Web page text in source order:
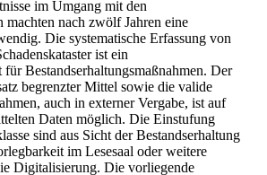
im Umgang mit den
machten nach zwölf Jahren eine
Die systematische Erfassung von
ist ein
für Bestandserhaltungsmaßnahmen. Der
begrenzter Mittel sowie die valide
auch in externer Vergabe, ist auf
Daten möglich. Die Einstufung
sind aus Sicht der Bestandserhaltung
im Lesesaal oder weitere
Digitalisierung. Die vorliegende